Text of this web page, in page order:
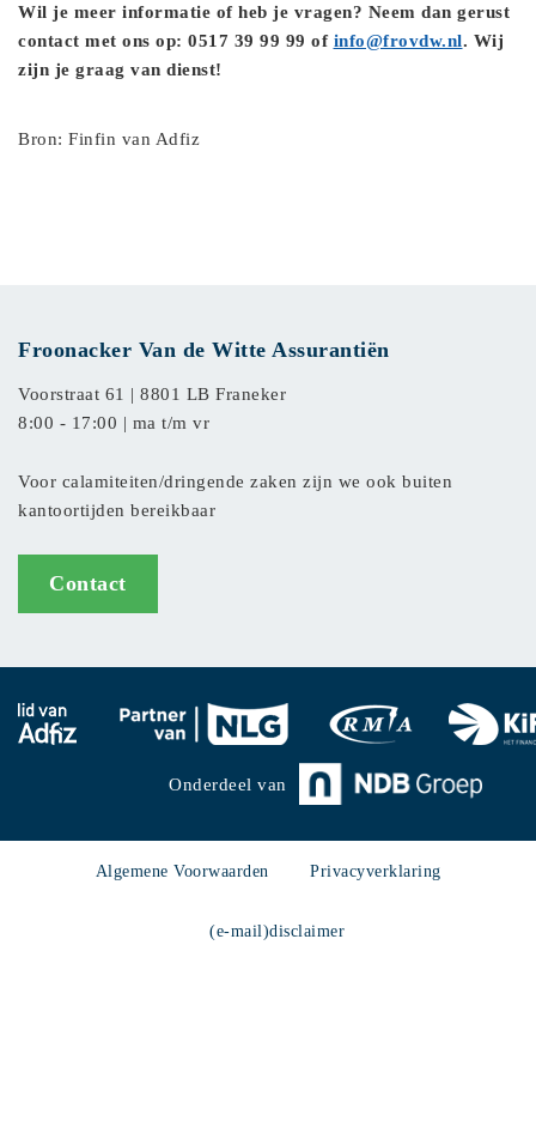
Wil je meer informatie of heb je vragen? Neem dan gerust
contact met ons op: 0517 39 99 99 of info@frovdw.nl. Wij
zijn je graag van dienst!
Bron: Finfin van Adfiz
Froonacker Van de Witte Assurantiën
Voorstraat 61 | 8801 LB Franeker
8:00 - 17:00 | ma t/m vr
Voor calamiteiten/dringende zaken zijn we ook buiten
kantoortijden bereikbaar
Contact
Onderdeel van
Algemene Voorwaarden Privacyverklaring
(e-mail)disclaimer